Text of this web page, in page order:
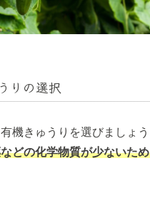
りの選択
機きゅうりを選びましょう
どの化学物質が少ないた